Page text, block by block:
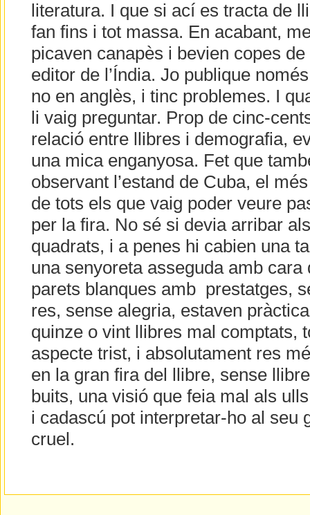
literatura. I que si ací es tracta de
fan fins i tot massa. En acabant,
picaven canapès i bevien copes de
editor de l’Índia. Jo publique
no en anglès, i tinc problemes. I
li vaig preguntar. Prop de cinc-
relació entre llibres i demografia,
una mica enganyosa. Fet que
observant l’estand de Cuba, el
de tots els que vaig poder veure
per la fira. No sé si devia arribar
quadrats, i a penes hi cabien una
una senyoreta asseguda amb cara
parets blanques amb prestatges,
res, sense alegria, estaven
quinze o vint llibres mal comptats,
aspecte trist, i absolutament res
en la gran fira del llibre, sense
buits, una visió que feia mal als
i cadascú pot interpretar-ho al seu
cruel.